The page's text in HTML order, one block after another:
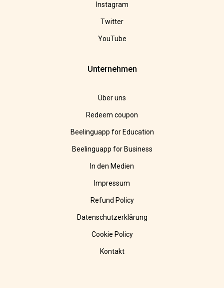
Instagram
Twitter
YouTube
Unternehmen
Über uns
Redeem coupon
Beelinguapp for Education
Beelinguapp for Business
In den Medien
Impressum
Refund Policy
Datenschutzerklärung
Cookie Policy
Kontakt